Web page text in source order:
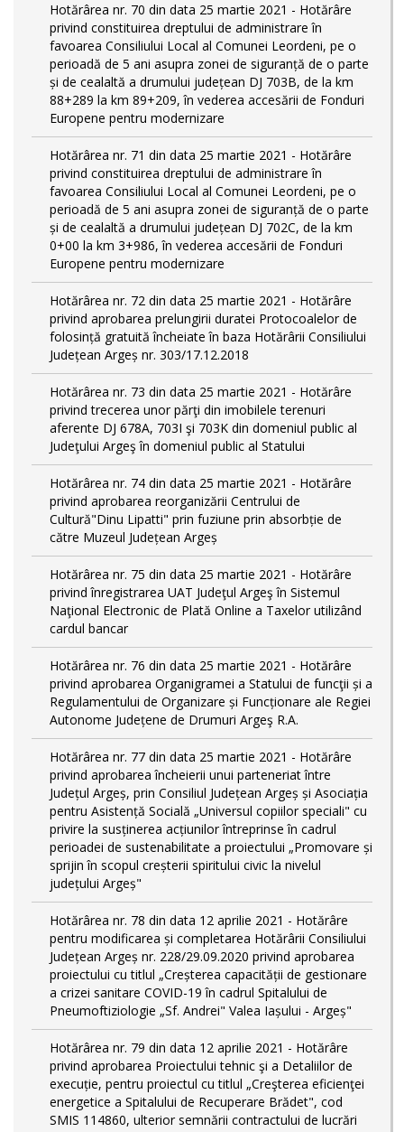
Hotărârea nr. 70 din data 25 martie 2021 - Hotărâre
privind constituirea dreptului de administrare în
favoarea Consiliului Local al Comunei Leordeni, pe o
perioadă de 5 ani asupra zonei de siguranță de o parte
și de cealaltă a drumului județean DJ 703B, de la km
88+289 la km 89+209, în vederea accesării de Fonduri
Europene pentru modernizare
Hotărârea nr. 71 din data 25 martie 2021 - Hotărâre
privind constituirea dreptului de administrare în
favoarea Consiliului Local al Comunei Leordeni, pe o
perioadă de 5 ani asupra zonei de siguranță de o parte
și de cealaltă a drumului județean DJ 702C, de la km
0+00 la km 3+986, în vederea accesării de Fonduri
Europene pentru modernizare
Hotărârea nr. 72 din data 25 martie 2021 - Hotărâre
privind aprobarea prelungirii duratei Protocoalelor de
folosință gratuită încheiate în baza Hotărârii Consiliului
Județean Argeș nr. 303/17.12.2018
Hotărârea nr. 73 din data 25 martie 2021 - Hotărâre
privind trecerea unor părţi din imobilele terenuri
aferente DJ 678A, 703I şi 703K din domeniul public al
Judeţului Argeş în domeniul public al Statului
Hotărârea nr. 74 din data 25 martie 2021 - Hotărâre
privind aprobarea reorganizării Centrului de
Cultură"Dinu Lipatti" prin fuziune prin absorbție de
către Muzeul Județean Argeș
Hotărârea nr. 75 din data 25 martie 2021 - Hotărâre
privind înregistrarea UAT Judeţul Argeş în Sistemul
Naţional Electronic de Plată Online a Taxelor utilizând
cardul bancar
Hotărârea nr. 76 din data 25 martie 2021 - Hotărâre
privind aprobarea Organigramei a Statului de funcţii și a
Regulamentului de Organizare și Funcționare ale Regiei
Autonome Județene de Drumuri Argeş R.A.
Hotărârea nr. 77 din data 25 martie 2021 - Hotărâre
privind aprobarea încheierii unui parteneriat între
Județul Argeș, prin Consiliul Județean Argeș și Asociația
pentru Asistență Socială „Universul copiilor speciali" cu
privire la susținerea acțiunilor întreprinse în cadrul
perioadei de sustenabilitate a proiectului „Promovare și
sprijin în scopul creșterii spiritului civic la nivelul
județului Argeș"
Hotărârea nr. 78 din data 12 aprilie 2021 - Hotărâre
pentru modificarea și completarea Hotărârii Consiliului
Județean Argeș nr. 228/29.09.2020 privind aprobarea
proiectului cu titlul „Creșterea capacității de gestionare
a crizei sanitare COVID-19 în cadrul Spitalului de
Pneumoftiziologie „Sf. Andrei" Valea Iașului - Argeș"
Hotărârea nr. 79 din data 12 aprilie 2021 - Hotărâre
privind aprobarea Proiectului tehnic şi a Detaliilor de
execuție, pentru proiectul cu titlul „Creşterea eficienţei
energetice a Spitalului de Recuperare Brădet", cod
SMIS 114860, ulterior semnării contractului de lucrări